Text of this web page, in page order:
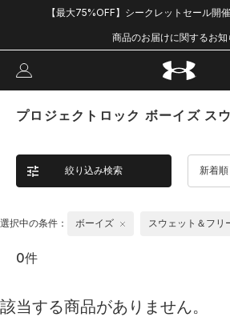
【最大75%OFF】シークレットセール開
商品のお届けに関するお知
プロジェクトロック ボーイズ ス
絞り込み検索 新着順
選択中の条件： ボーイズ スウェット＆フリ
0件
該当する商品がありません。